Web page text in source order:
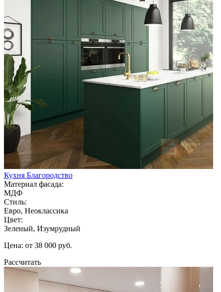
Кухня Благородство
Материал фасада:
МДФ
Стиль:
Евро, Неоклассика
Цвет:
Зеленый, Изумрудный
Цена: от 38 000 руб.
Рассчитать